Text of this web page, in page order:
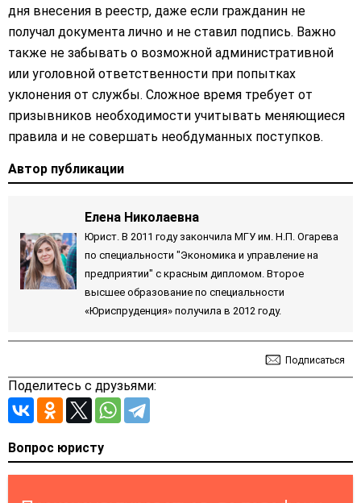
дня внесения в реестр, даже если гражданин не
получал документа лично и не ставил подпись. Важно
также не забывать о возможной административной
или уголовной ответственности при попытках
уклонения от службы. Сложное время требует от
призывников необходимости учитывать меняющиеся
правила и не совершать необдуманных поступков.
Автор публикации
Елена Николаевна
Юрист. В 2011 году закончила МГУ им. Н.П. Огарева
по специальности "Экономика и управление на
предприятии" с красным дипломом. Второе
высшее образование по специальности
«Юриспруденция» получила в 2012 году.
Подписаться
Поделитесь с друзьями:
Вопрос юристу